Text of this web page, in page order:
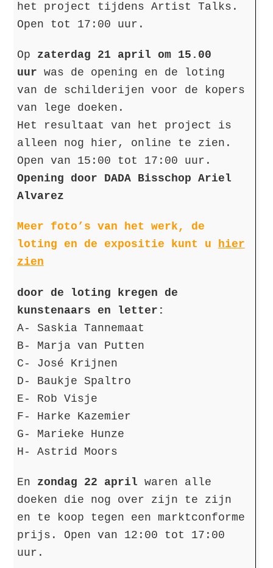
het project tijdens Artist Talks.
Open tot 17:00 uur.
Op zaterdag 21 april om 15.00
uur was de opening en de loting
van de schilderijen voor de kopers
van lege doeken.
Het resultaat van het project is
alleen nog hier, online te zien.
Open van 15:00 tot 17:00 uur.
Opening door DADA Bisschop Ariel
Alvarez
Meer foto’s van het werk, de
loting en de expositie kunt u hier
zien
door de loting kregen de
kunstenaars en letter:
A- Saskia Tannemaat
B- Marja van Putten
C- José Krijnen
D- Baukje Spaltro
E- Rob Visje
F- Harke Kazemier
G- Marieke Hunze
H- Astrid Moors
En zondag 22 april waren alle
doeken die nog over zijn te zijn
en te koop tegen een marktconforme
prijs. Open van 12:00 tot 17:00
uur.